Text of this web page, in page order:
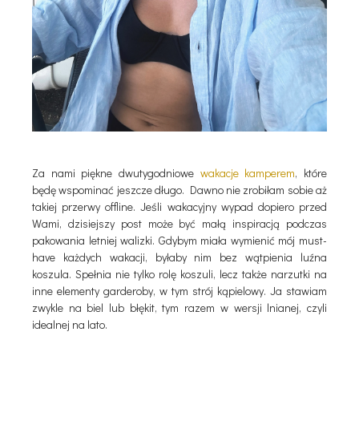
Za nami piękne dwutygodniowe wakacje kamperem, które
będę wspominać jeszcze długo. Dawno nie zrobiłam sobie aż
takiej przerwy offline. Jeśli wakacyjny wypad dopiero przed
Wami, dzisiejszy post może być małą inspiracją podczas
pakowania letniej walizki. Gdybym miała wymienić mój must-
have każdych wakacji, byłaby nim bez wątpienia luźna
koszula. Spełnia nie tylko rolę koszuli, lecz także narzutki na
inne elementy garderoby, w tym strój kąpielowy. Ja stawiam
zwykle na biel lub błękit, tym razem w wersji lnianej, czyli
idealnej na lato.